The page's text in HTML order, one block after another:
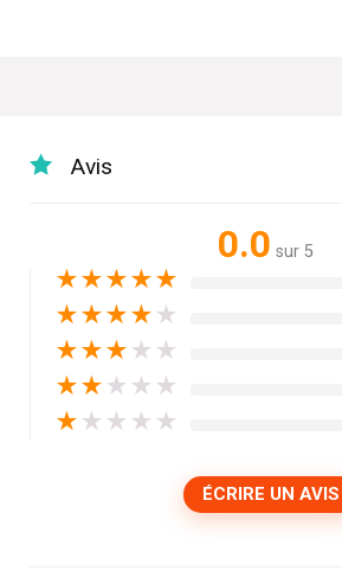
Avis
0.0 sur 5
★★★★★
★★★★ ★
★★★ ★ ★
★★ ★ ★ ★
★ ★ ★ ★ ★
ÉCRIRE UN AVIS